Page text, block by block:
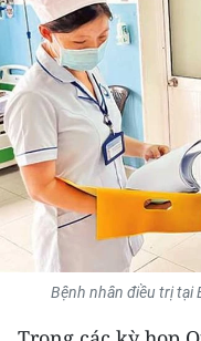
Y TẾ
KHOA HỌC - CÔNG
MÔI TRƯỜNG
BẠN ĐỌC
KIỂM CHỨNG
TRI THỨC CHUYÊN
Bệnh nhân điều trị tại